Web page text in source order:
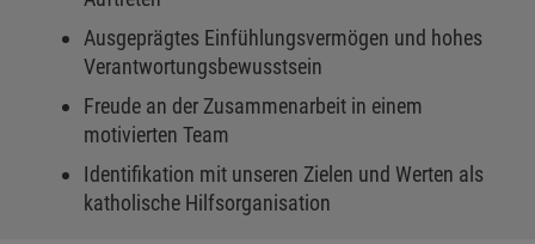
Ausgeprägtes Einfühlungsvermögen und hohes
Verantwortungsbewusstsein
Freude an der Zusammenarbeit in einem
motivierten Team
Identifikation mit unseren Zielen und Werten als
katholische Hilfsorganisation